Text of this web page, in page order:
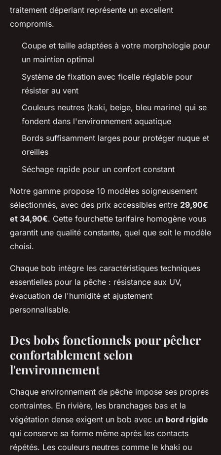
traitement déperlant représente un excellent
compromis.
Coupe et taille adaptées à votre morphologie pour
un maintien optimal
Système de fixation avec ficelle réglable pour
résister au vent
Couleurs neutres (kaki, beige, bleu marine) qui se
fondent dans l'environnement aquatique
Bords suffisamment larges pour protéger nuque et
oreilles
Séchage rapide pour un confort constant
Notre gamme propose 10 modèles soigneusement
sélectionnés, avec des prix accessibles entre 29,90€
et 34,90€. Cette fourchette tarifaire homogène vous
garantit une qualité constante, quel que soit le modèle
choisi.
Chaque bob intègre les caractéristiques techniques
essentielles pour la pêche : résistance aux UV,
évacuation de l'humidité et ajustement
personnalisable.
Des bobs fonctionnels pour pêcher
confortablement selon
l'environnement
Chaque environnement de pêche impose ses propres
contraintes. En rivière, les branchages bas et la
végétation dense exigent un bob avec un bord rigide
qui conserve sa forme même après les contacts
répétés. Les couleurs neutres comme le khaki ou